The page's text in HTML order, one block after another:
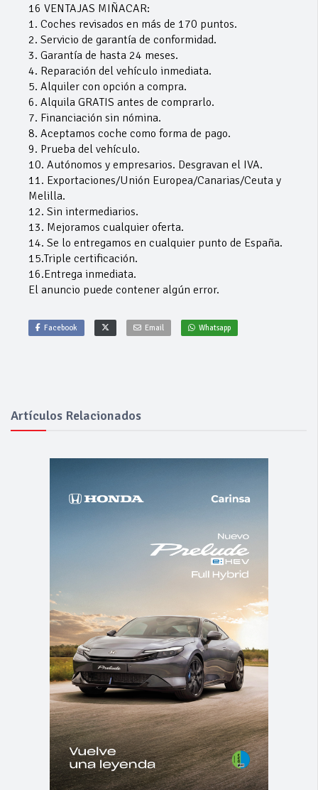
16 VENTAJAS MIÑACAR:
1. Coches revisados en más de 170 puntos.
2. Servicio de garantía de conformidad.
3. Garantía de hasta 24 meses.
4. Reparación del vehículo inmediata.
5. Alquiler con opción a compra.
6. Alquila GRATIS antes de comprarlo.
7. Financiación sin nómina.
8. Aceptamos coche como forma de pago.
9. Prueba del vehículo.
10. Autónomos y empresarios. Desgravan el IVA.
11. Exportaciones/Unión Europea/Canarias/Ceuta y
Melilla.
12. Sin intermediarios.
13. Mejoramos cualquier oferta.
14. Se lo entregamos en cualquier punto de España.
15.Triple certificación.
16.Entrega inmediata.
El anuncio puede contener algún error.
Facebook Email Whatsapp
Artículos Relacionados